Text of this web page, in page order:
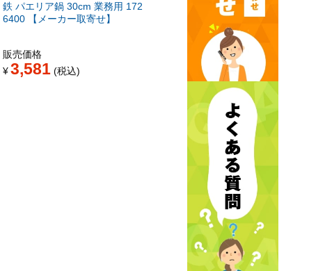
鉄 パエリア鍋 30cm 業務用 172
6400 【メーカー取寄せ】
販売価格
¥3,581 税込